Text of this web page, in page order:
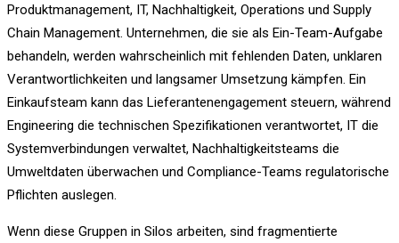
Produktmanagement, IT, Nachhaltigkeit, Operations und Supply
Chain Management. Unternehmen, die sie als Ein-Team-Aufgabe
behandeln, werden wahrscheinlich mit fehlenden Daten, unklaren
Verantwortlichkeiten und langsamer Umsetzung kämpfen. Ein
Einkaufsteam kann das Lieferantenengagement steuern, während
Engineering die technischen Spezifikationen verantwortet, IT die
Systemverbindungen verwaltet, Nachhaltigkeitsteams die
Umweltdaten überwachen und Compliance-Teams regulatorische
Pflichten auslegen.
Wenn diese Gruppen in Silos arbeiten, sind fragmentierte